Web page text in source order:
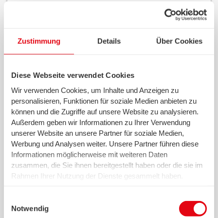
Zustimmung Details Über Cookies
Diese Webseite verwendet Cookies
Wir verwenden Cookies, um Inhalte und Anzeigen zu
personalisieren, Funktionen für soziale Medien anbieten zu
können und die Zugriffe auf unsere Website zu analysieren.
Außerdem geben wir Informationen zu Ihrer Verwendung
unserer Website an unsere Partner für soziale Medien,
Werbung und Analysen weiter. Unsere Partner führen diese
Informationen möglicherweise mit weiteren Daten
zusammen, die Sie ihnen bereitgestellt haben oder die sie im
Rahmen Ihrer Nutzung der Dienste gesammelt haben.
existiert. Das birgt das Risiko des unbemerkten Zugriffs
Notwendig
Wasserzähler
Die wichtigsten Vorteile
swb business plus-Portal
Online-Portal für RLM-Kunden